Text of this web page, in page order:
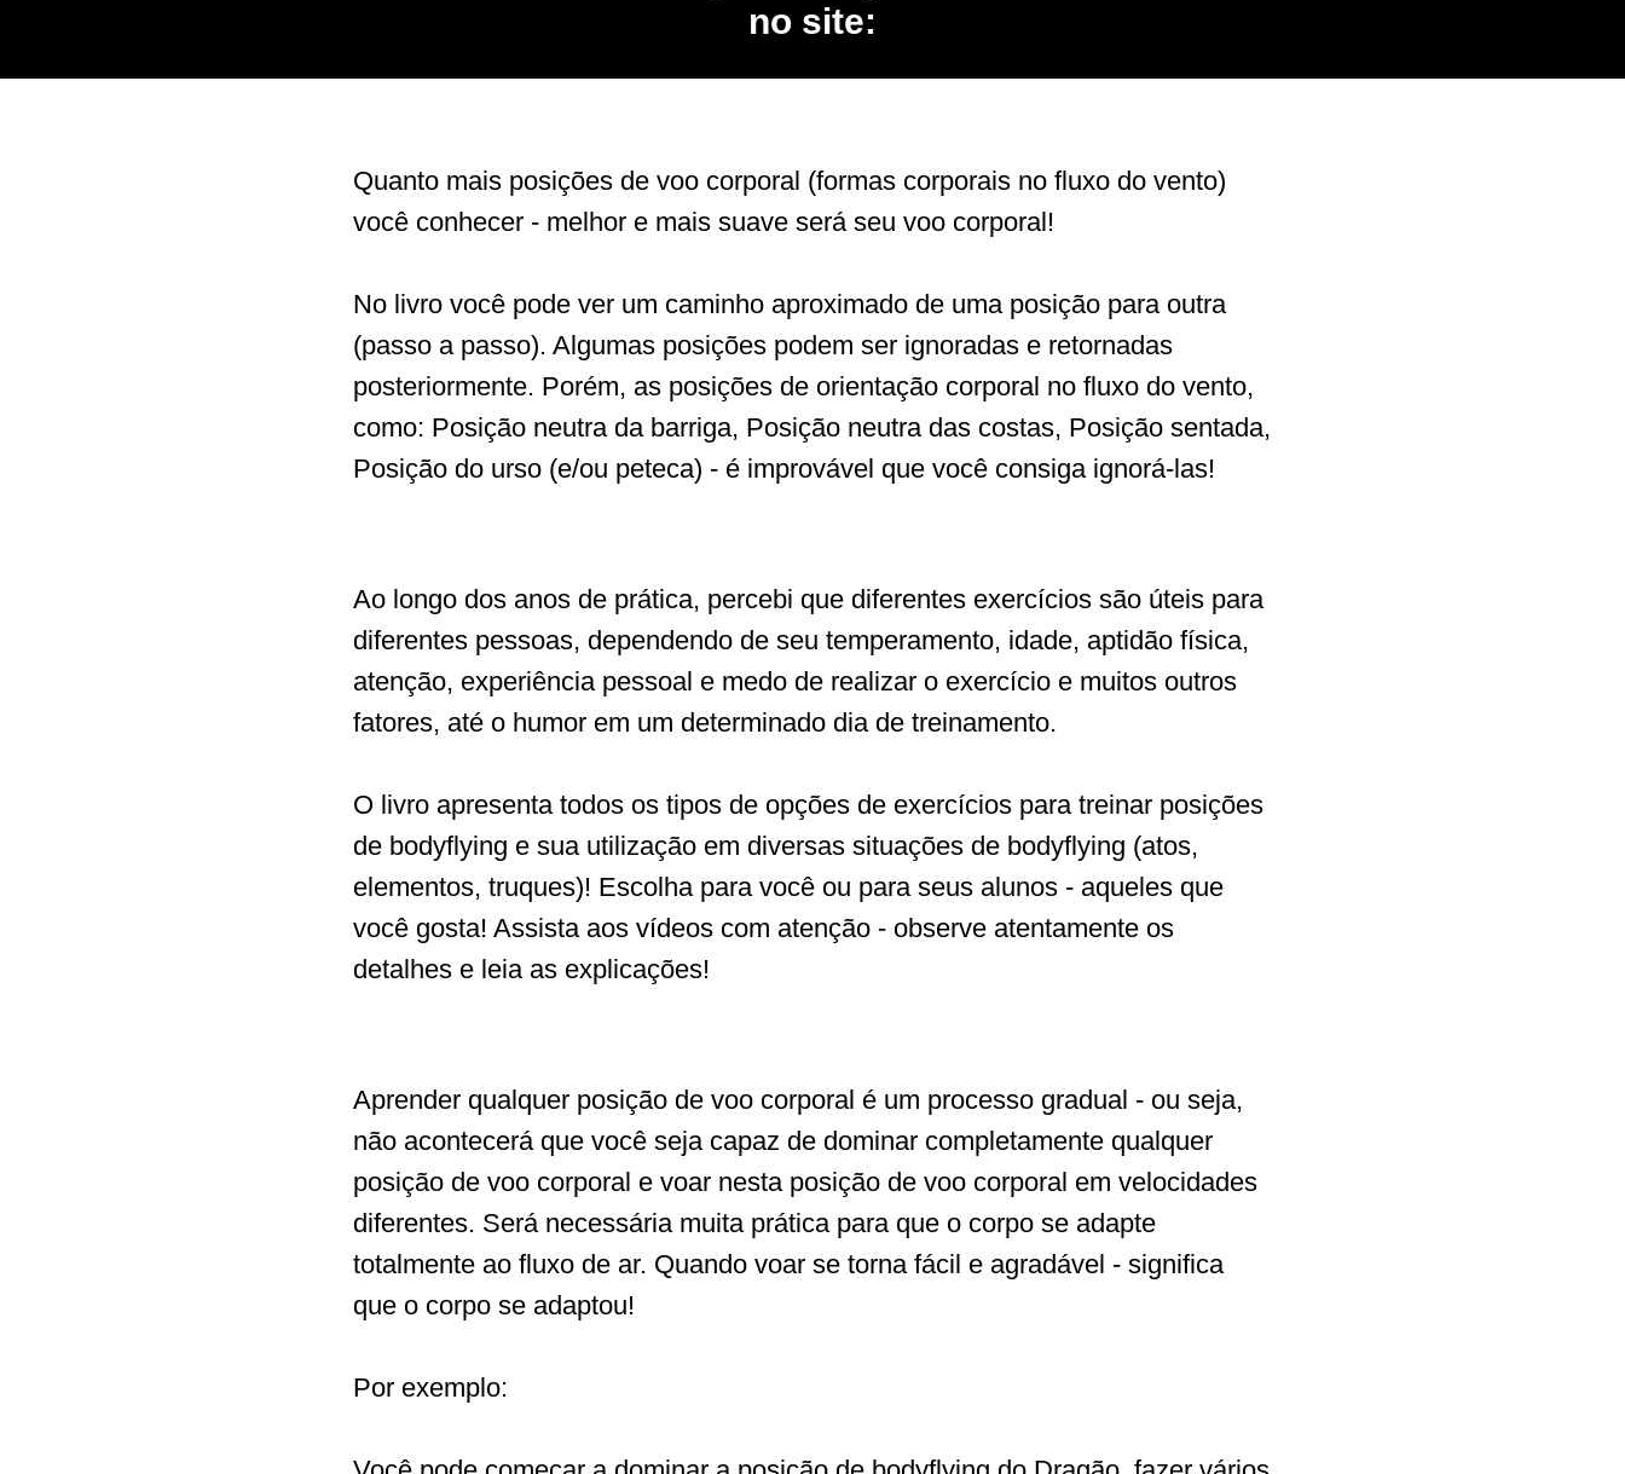
no site:
Quanto mais posições de voo corporal (formas corporais no fluxo do vento)
você conhecer - melhor e mais suave será seu voo corporal!
No livro você pode ver um caminho aproximado de uma posição para outra
(passo a passo). Algumas posições podem ser ignoradas e retornadas
posteriormente. Porém, as posições de orientação corporal no fluxo do vento,
como: Posição neutra da barriga, Posição neutra das costas, Posição sentada,
Posição do urso (e/ou peteca) - é improvável que você consiga ignorá-las!
Ao longo dos anos de prática, percebi que diferentes exercícios são úteis para
diferentes pessoas, dependendo de seu temperamento, idade, aptidão física,
atenção, experiência pessoal e medo de realizar o exercício e muitos outros
fatores, até o humor em um determinado dia de treinamento.
O livro apresenta todos os tipos de opções de exercícios para treinar posições
de bodyflying e sua utilização em diversas situações de bodyflying (atos,
elementos, truques)! Escolha para você ou para seus alunos - aqueles que
você gosta! Assista aos vídeos com atenção - observe atentamente os
detalhes e leia as explicações!
Aprender qualquer posição de voo corporal é um processo gradual - ou seja,
não acontecerá que você seja capaz de dominar completamente qualquer
posição de voo corporal e voar nesta posição de voo corporal em velocidades
diferentes. Será necessária muita prática para que o corpo se adapte
totalmente ao fluxo de ar. Quando voar se torna fácil e agradável - significa
que o corpo se adaptou!
Por exemplo: